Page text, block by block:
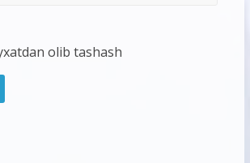
olib tashash